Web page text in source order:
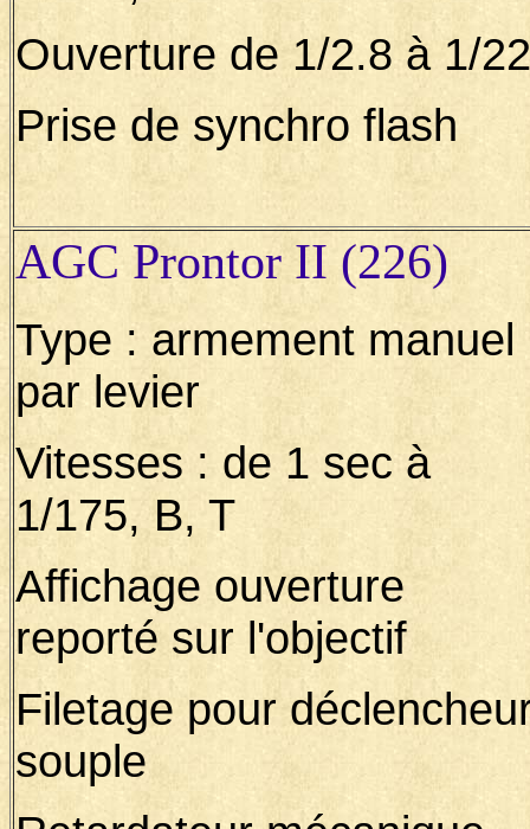
Ouverture de 1/2.8 à 1/22
Prise de synchro flash
AGC Prontor II (226)
Type : armement manuel
par levier
Vitesses : de 1 sec à
1/175, B, T
Affichage ouverture
reporté sur l'objectif
Filetage pour
souple